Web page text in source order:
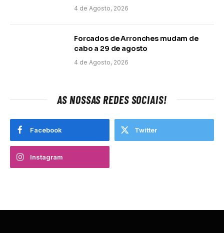
4 de Agosto, 2026
Forcados de Arronches mudam de
cabo a 29 de agosto
4 de Agosto, 2026
AS NOSSAS REDES SOCIAIS!
Facebook Twitter
Instagram